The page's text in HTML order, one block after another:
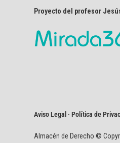
Proyecto del profesor
Aviso Legal · Política de
Almacén de Derecho ©